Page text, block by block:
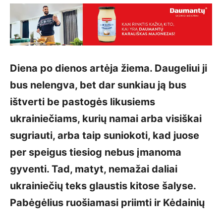
Diena po dienos artėja žiema. Daugeliui ji
bus nelengva, bet dar sunkiau ją bus
ištverti be pastogės likusiems
ukrainiečiams, kurių namai arba visiškai
sugriauti, arba taip suniokoti, kad juose
per speigus tiesiog nebus įmanoma
gyventi. Tad, matyt, nemažai daliai
ukrainiečių teks glaustis kitose šalyse.
Pabėgėlius ruošiamasi priimti ir Kėdainių